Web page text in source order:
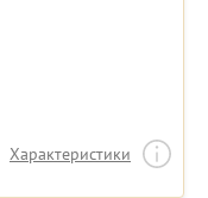
Характеристики